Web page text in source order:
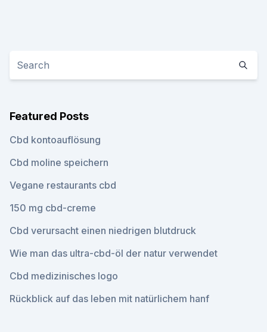
Featured Posts
Cbd kontoauflösung
Cbd moline speichern
Vegane restaurants cbd
150 mg cbd-creme
Cbd verursacht einen niedrigen blutdruck
Wie man das ultra-cbd-öl der natur verwendet
Cbd medizinisches logo
Rückblick auf das leben mit natürlichem hanf